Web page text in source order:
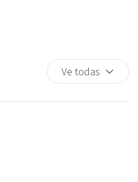
Ve todas